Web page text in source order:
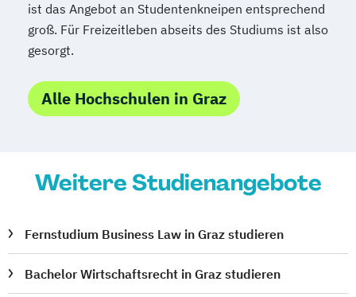
ist das Angebot an Studentenkneipen entsprechend
groß. Für Freizeitleben abseits des Studiums ist also
gesorgt.
Alle Hochschulen in Graz
Weitere Studienangebote
Fernstudium Business Law in Graz studieren
Bachelor Wirtschaftsrecht in Graz studieren